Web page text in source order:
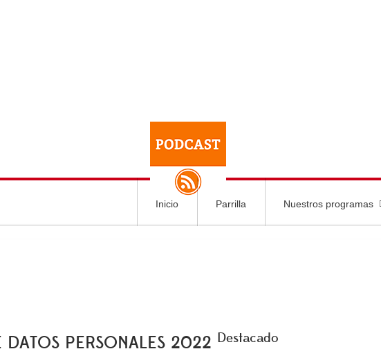
Inicio Parrilla Nuestros programas
PERSONALES 2022 Destacado